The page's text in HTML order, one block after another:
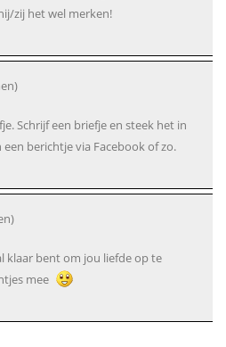
zij het wel merken!
Schrijf een briefje en steek het in
berichtje via Facebook of zo.
klaar bent om jou liefde op te
mee